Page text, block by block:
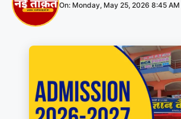
On: Monday, May 25, 2026 8:45 AM